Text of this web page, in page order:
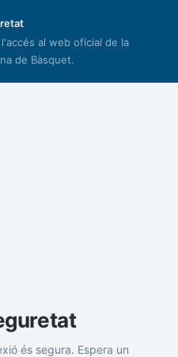
al web oficial de la
de Bàsquet.
és segura. Espera un